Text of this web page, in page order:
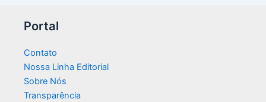
Portal
Contato
Nossa Linha Editorial
Sobre Nós
Transparência​